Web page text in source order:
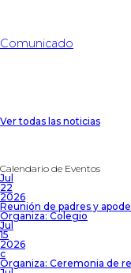
Comunicado
Ver todas las noticias
Calendario de Eventos
Jul
22
2026
Reunión de padres y
Organiza: Colegio
Jul
15
2026
c
Organiza: Ceremonia de